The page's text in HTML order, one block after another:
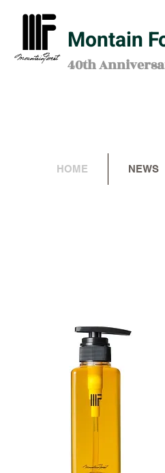
Montain
40th
HOME NEWS